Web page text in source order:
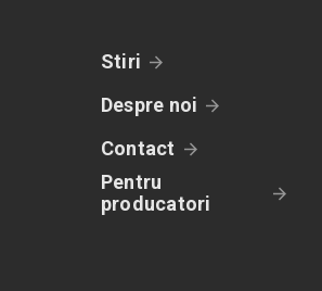
Stiri
Despre noi
Contact
Pentru
producatori